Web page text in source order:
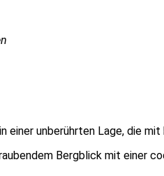
unberührten Lage, die
Bergblick mit einer